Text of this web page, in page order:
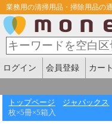
業務用の清掃用品・掃除用品の
ログイン 会員登録 カート
トップページ ジャパックス
枚×5冊×5箱入